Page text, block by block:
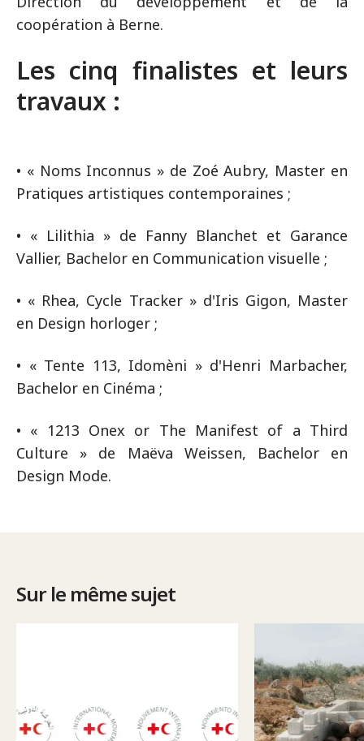
coopération à Berne.
Les cinq finalistes et leurs
travaux :
• « Noms Inconnus » de Zoé Aubry, Master en
Pratiques artistiques contemporaines ;
• « Lilithia » de Fanny Blanchet et Garance
Vallier, Bachelor en Communication visuelle ;
• « Rhea, Cycle Tracker » d'Iris Gigon, Master
en Design horloger ;
• « Tente 113, Idomèni » d'Henri Marbacher,
Bachelor en Cinéma ;
• « 1213 Onex or The Manifest of a Third
Culture » de Maëva Weissen, Bachelor en
Design Mode.
Sur le même sujet